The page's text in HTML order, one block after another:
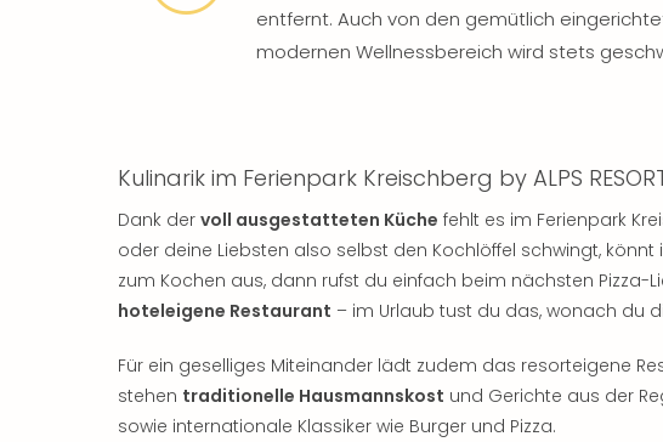
entfernt. Auch von den gemütlich
modernen Wellnessbereich wird stets
Kulinarik im Ferienpark Kreischberg by ALPS
Dank der voll ausgestatteten Küche fehlt es im Ferienpark
oder deine Liebsten also selbst den Kochlöffel schwingt, könnt
zum Kochen aus, dann rufst du einfach beim nächsten Pizza-
hoteleigene Restaurant – im Urlaub tust du das, wonach du
Für ein geselliges Miteinander lädt zudem das resorteigene
stehen traditionelle Hausmannskost und Gerichte aus der
sowie internationale Klassiker wie Burger und Pizza.